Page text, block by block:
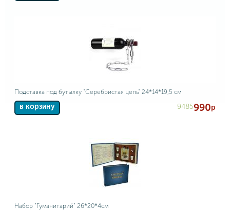
Подставка под бутылку "Серебристая цепь" 24*14*19,5 см
в корзину 9485990р
Набор "Гуманитарий" 26*20*4см